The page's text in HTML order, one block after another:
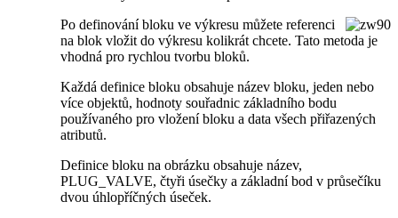
Po definování bloku ve výkresu můžete referenci
na blok vložit do výkresu kolikrát chcete. Tato metoda je
vhodná pro rychlou tvorbu bloků.
Každá definice bloku obsahuje název bloku, jeden nebo
více objektů, hodnoty souřadnic základního bodu
používaného pro vložení bloku a data všech přiřazených
atributů.
Definice bloku na obrázku obsahuje název,
PLUG_VALVE, čtyři úsečky a základní bod v průsečíku
dvou úhlopříčných úseček.